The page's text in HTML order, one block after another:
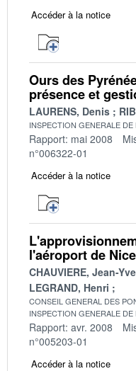
Accéder à la notice
Ours des
présence et
LAURENS, Denis
INSPECTION GENERALE
Rapport: mai 2008
n°006322-01
Accéder à la notice
l'aéroport de Nice
CHAUVIERE, Jean-
LEGRAND, Henri
CONSEIL GENERAL DES
INSPECTION GENERALE
Rapport: avr. 2008
n°005203-01
Accéder à la notice